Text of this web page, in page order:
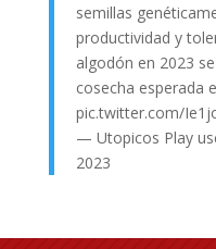
semillas
productividad y
algodón en 2023
cosecha esperada
pic.twitter.com/
— Utopicos Play
2023